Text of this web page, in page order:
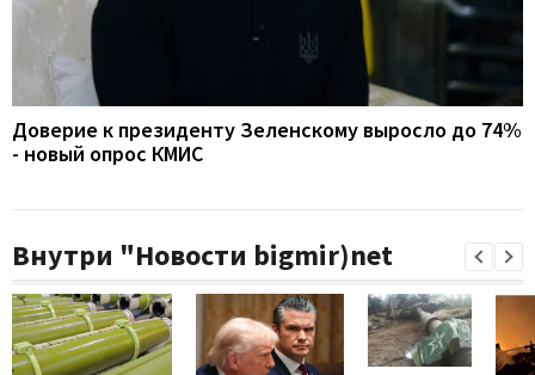
Доверие к президенту Зеленскому выросло до 74%
- новый опрос КМИС
Внутри "Новости bigmir)net